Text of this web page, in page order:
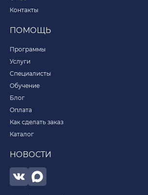
Контакты
ПОМОЩЬ
Программы
Услуги
Специалисты
Обучение
Блог
Оплата
Как сделать заказ
Каталог
НОВОСТИ